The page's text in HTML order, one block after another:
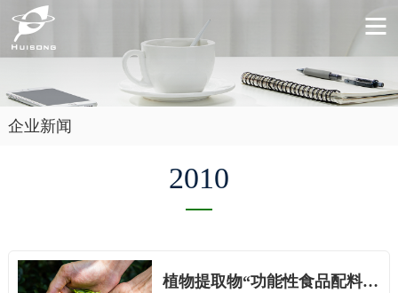
企业新闻
2010
植物提取物“功能性食品配料”定位深化，从保健品原料走向餐桌